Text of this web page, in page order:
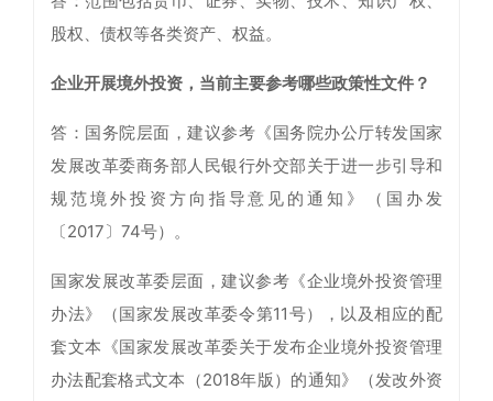
股权、债权等各类资产、权益。
企业开展境外投资，当前主要参考哪些政策性文件？
答：国务院层面，建议参考《国务院办公厅转发国家
发展改革委商务部人民银行外交部关于进一步引导和
规范境外投资方向指导意见的通知》（国办发
〔2017〕74号）。
国家发展改革委层面，建议参考《企业境外投资管理
办法》（国家发展改革委令第11号），以及相应的配
套文本《国家发展改革委关于发布企业境外投资管理
办法配套格式文本（2018年版）的通知》（发改外资